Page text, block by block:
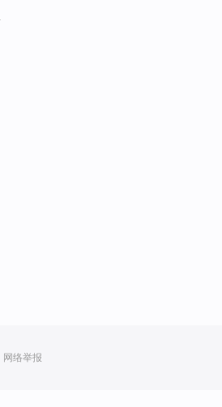
网络举报